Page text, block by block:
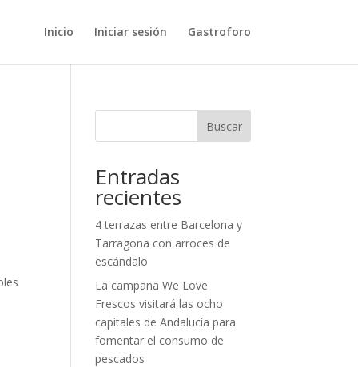
Inicio Iniciar sesión Gastroforo
Buscar
Entradas
recientes
4 terrazas entre Barcelona y
Tarragona con arroces de
escándalo
La campaña We Love
Frescos visitará las ocho
capitales de Andalucía para
fomentar el consumo de
pescados